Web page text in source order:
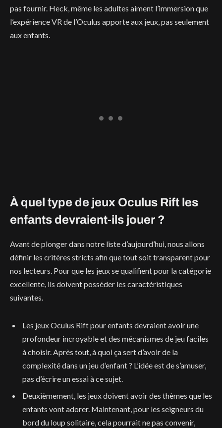
pas fournir. Heck, même les adultes aiment l’immersion que
l’expérience VR de l’Oculus apporte aux jeux, pas seulement
aux enfants.
À quel type de jeux Oculus Rift les
enfants devraient-ils jouer ?
Avant de plonger dans notre liste d’aujourd’hui, nous allons
définir les critères stricts afin que tout soit transparent pour
nos lecteurs. Pour que les jeux se qualifient pour la catégorie
excellente, ils doivent posséder les caractéristiques
suivantes.
Les jeux Oculus Rift pour enfants devraient avoir une
profondeur incroyable et des mécanismes de jeu faciles
à choisir. Après tout, à quoi ça sert d’avoir de la
complexité dans un jeu d’enfant ? L’idée est de s’amuser,
pas d’écrire un essai à ce sujet.
Deuxièmement, les jeux doivent avoir des thèmes que les
enfants vont adorer. Maintenant, pour les seigneurs du
bord du loup solitaire, cela pourrait ne pas convenir,